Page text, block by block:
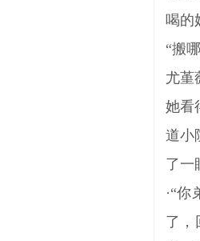
喝的
“搬
尤堇
她看
道小
了一
·“你
了，